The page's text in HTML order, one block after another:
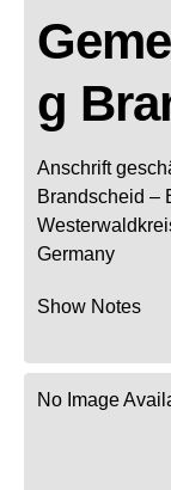
g
Anschrift
Brandscheid –
Germany
Show Notes
No Image